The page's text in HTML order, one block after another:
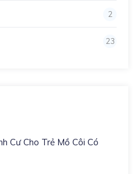
2
23
Cư Cho Trẻ Mồ Côi Có